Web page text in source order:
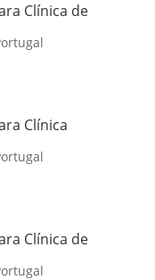
Clínica de
Clínica
Clínica de